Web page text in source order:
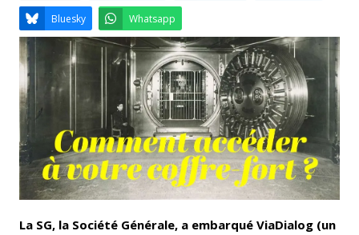
Email Facebook LinkedIn
Bluesky Whatsapp
La SG, la Société Générale, a embarqué ViaDialog (un